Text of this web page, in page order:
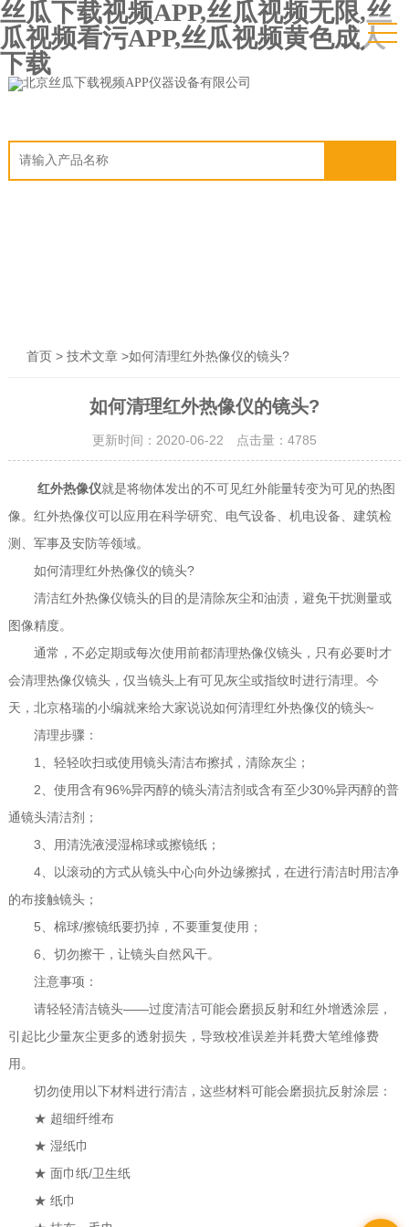
丝瓜下载视频APP,丝瓜视频无限,丝
瓜视频看污APP,丝瓜视频黄色成人
下载
首页> 技术文章>如何清理红外热像仪的镜头?
如何清理红外热像仪的镜头?
更新时间：2020-06-22 点击量： 4785
红外热像仪就是将物体发出的不可见红外能量转变为可见的热图
像。红外热像仪可以应用在科学研究、电气设备、机电设备、建筑检
测、军事及安防等领域。
如何清理红外热像仪的镜头?
清洁红外热像仪镜头的目的是清除灰尘和油渍，避免干扰测量或
图像精度。
通常，不必定期或每次使用前都清理热像仪镜头，只有必要时才
会清理热像仪镜头，仅当镜头上有可见灰尘或指纹时进行清理。今
天，北京格瑞的小编就来给大家说说如何清理红外热像仪的镜头~
清理步骤：
1、轻轻吹扫或使用镜头清洁布擦拭，清除灰尘；
2、使用含有96%异丙醇的镜头清洁剂或含有至少30%异丙醇的普
通镜头清洁剂；
3、用清洗液浸湿棉球或擦镜纸；
4、以滚动的方式从镜头中心向外边缘擦拭，在进行清洁时用洁净
的布接触镜头；
5、棉球/擦镜纸要扔掉，不要重复使用；
6、切勿擦干，让镜头自然风干。
注意事项：
请轻轻清洁镜头——过度清洁可能会磨损反射和红外增透涂层，
引起比少量灰尘更多的透射损失，导致校准误差并耗费大笔维修费
用。
切勿使用以下材料进行清洁，这些材料可能会磨损抗反射涂层：
★ 超细纤维布
★ 湿纸巾
★ 面巾纸/卫生纸
★ 纸巾